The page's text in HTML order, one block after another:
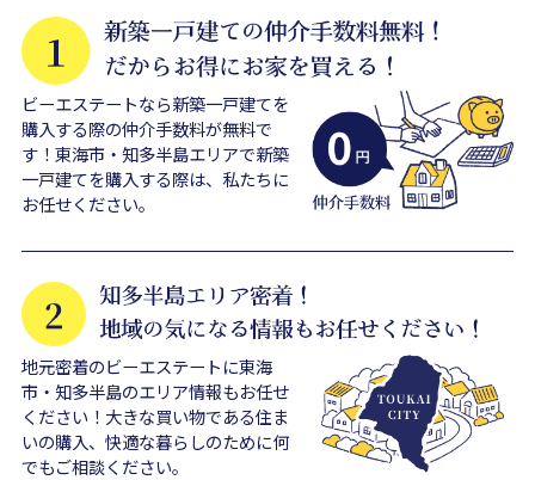
ビーエステートなら新築一戸建てを
購入する際の仲介手数料が無料で
す！東海市・知多半島エリアで新築
一戸建てを購入する際は、私たちに
お任せください。
地元密着のビーエステートに東海
市・知多半島のエリア情報もお任せ
ください！大きな買い物である住ま
いの購入、快適な暮らしのために何
でもご相談ください。